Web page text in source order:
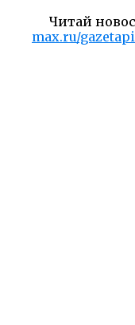
Читай
max.ru/